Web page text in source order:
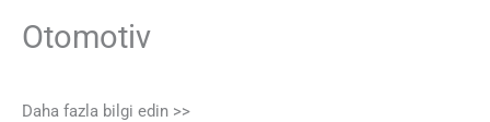
Otomotiv
Daha fazla bilgi edin >>